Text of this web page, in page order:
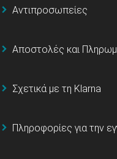
Αντιπροσωπείες
Αποστολές και
Σχετικά με τη Klarna
Πληροφορίες για την